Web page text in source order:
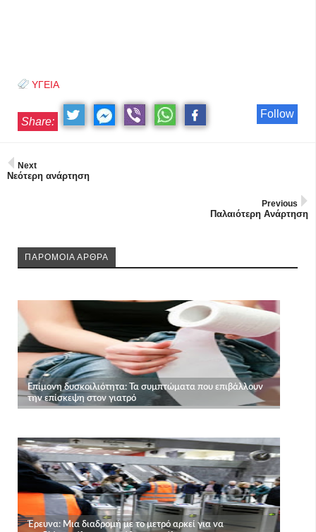
ΥΓΕΙΑ
Follow
Share:
Next
Νεότερη ανάρτηση
Previous
Παλαιότερη Ανάρτηση
ΠΑΡΟΜΟΙΑ ΑΡΘΡΑ